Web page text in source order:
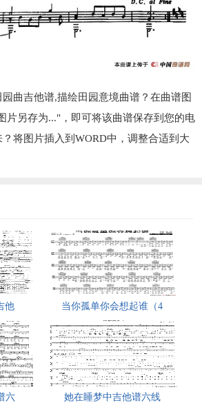
曲吉他谱,描绘田园意境曲谱？在曲谱图
片另存为..."，即可将该曲谱保存到您的电
将图片插入到WORD中，调整合适到大
他 当你孤单你会想起谁（4
六 她在睡梦中吉他谱六线